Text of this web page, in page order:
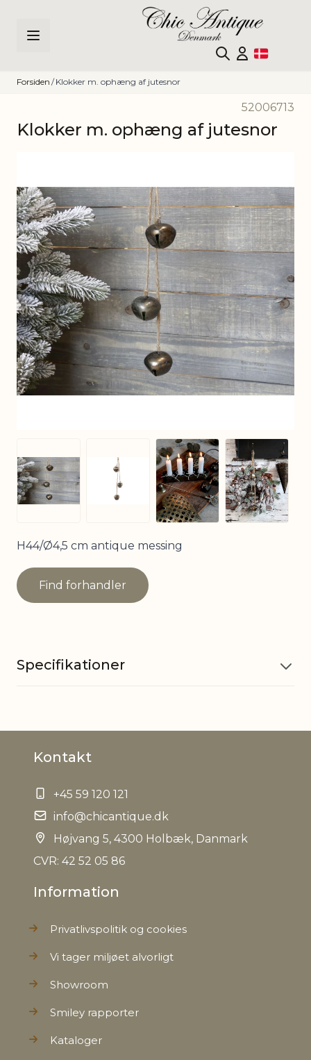
Forsiden / Klokker m. ophæng af jutesnor
52006713
Klokker m. ophæng af jutesnor
View larger imageView larger image
View larger image
View
H44/Ø4,5 cm antique messing
Find forhandler
Specifikationer
EAN
Tariffnumber
Bruttovægt 0,096 kg
Kontakt
+45 59 120 121
info@chicantique.dk
Højvang 5, 4300 Holbæk, Danmark
CVR: 42 52 05 86
Information
Privatlivspolitik og cookies
Vi tager miljøet alvorligt
Showroom
Smiley rapporter
Kataloger